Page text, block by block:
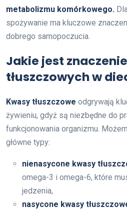
metabolizmu komórkowego.
spożywanie ma kluczowe
dobrego samopoczucia.
Jakie jest
tłuszczowych w
Kwasy tłuszczowe odgrywają
żywieniu, gdyż są niezbędne do
funkcjonowania organizmu.
główne typy:
nienasycone kwasy
omega-3 i omega-6, które
jedzenia,
nasycone kwasy